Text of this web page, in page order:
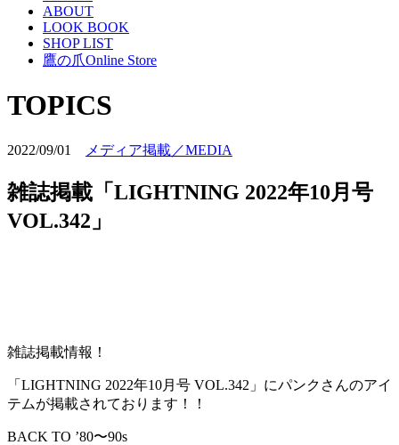
ABOUT
LOOK BOOK
SHOP LIST
鷹の爪Online Store
TOPICS
2022/09/01 メディア掲載／MEDIA
雑誌掲載「LIGHTNING 2022年10月号
VOL.342」
雑誌掲載情報！
「LIGHTNING 2022年10月号 VOL.342」にパンクさんのアイ
テムが掲載されております！！
BACK TO ’80〜90s